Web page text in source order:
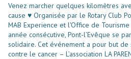
Venez marcher quelques kilomètres
cause ♥ Organisée par le Rotary Club
MAB Experience et l'Office de
année consécutive, Pont-l’Evêque se
solidaire. Cet événement a pour but de
contre le cancer – L’association LA